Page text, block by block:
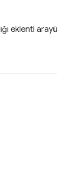
eklenti